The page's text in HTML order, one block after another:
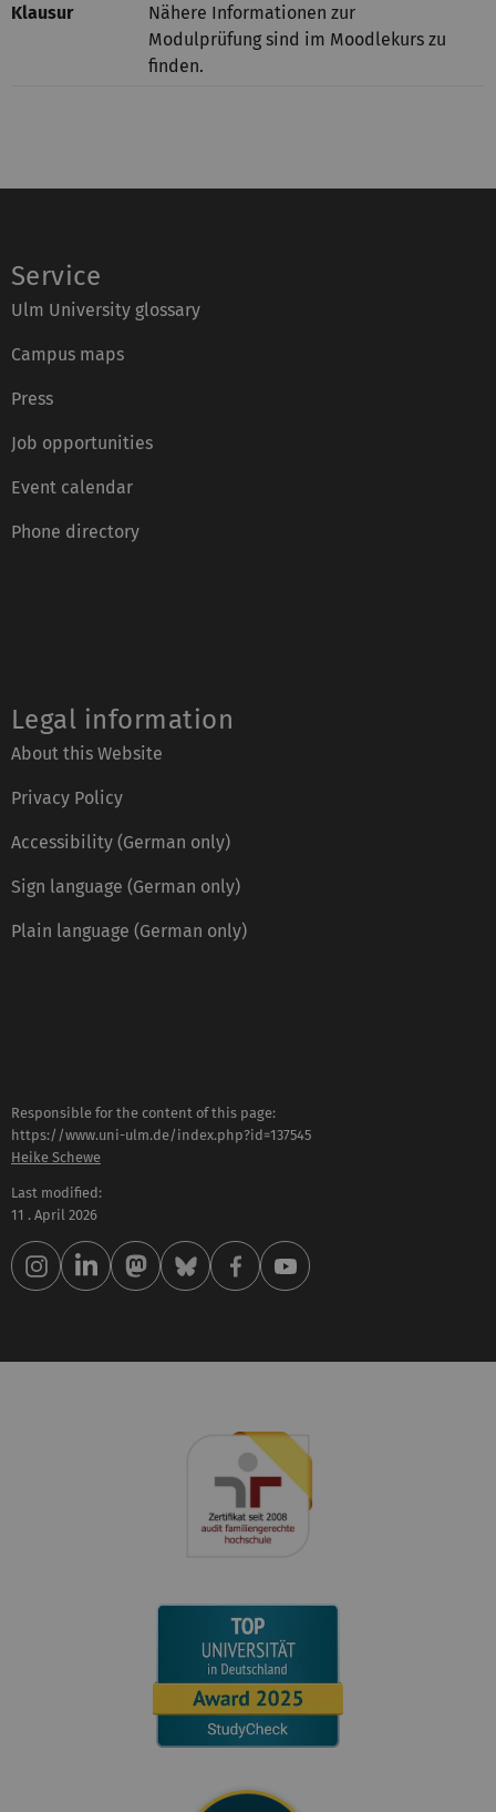
Klausur
Nähere Informationen zur
Modulprüfung sind im Moodlekurs zu
finden.
Service
Ulm University glossary
Campus maps
Press
Job opportunities
Event calendar
Phone directory
Legal information
About this Website
Privacy Policy
Accessibility (German only)
Sign language (German only)
Plain language (German only)
Responsible for the content of this page:
https://www.uni-ulm.de/index.php?id=137545
Heike Schewe
Last modified:
11 . April 2026